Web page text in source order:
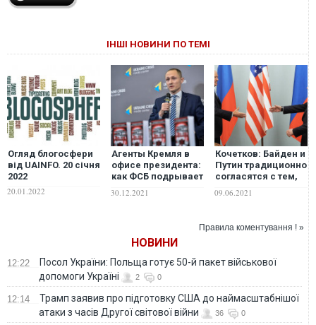
ІНШІ НОВИНИ ПО ТЕМІ
Огляд блогосфери
від UAINFO. 20 січня
2022
20.01.2022
Агенты Кремля в
офисе президента:
как ФСБ подрывает
30.12.2021
Кочетков: Байден и
Путин традиционно
согласятся с тем,
является
достижения мира
09.06.2021
Правила коментування ! »
НОВИНИ
12:22
Посол України: Польща готує 50-й пакет військової
допомоги Україні
2 0
12:14
Трамп заявив про підготовку США до наймасштабнішої
атаки з часів Другої світової війни
36 0